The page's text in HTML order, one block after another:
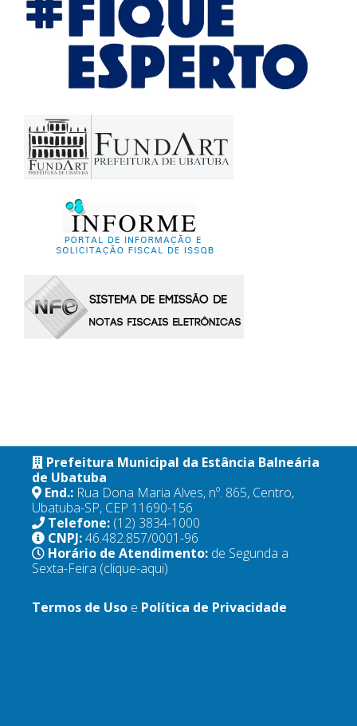
Prefeitura Municipal da Estância Balneária
de Ubatuba
End.: Rua Dona Maria Alves, nº. 865, Centro,
Ubatuba-SP, CEP 11690-156
Telefone: (12) 3834-1000
CNPJ:46.482.857/0001-96
Horário de Atendimento: de Segunda a
Sexta-Feira (clique-aqui)
Termos de Uso e Política de Privacidade